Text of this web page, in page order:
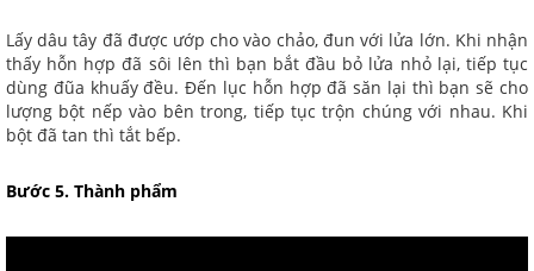
Lấy dâu tây đã được ướp cho vào chảo, đun với lửa lớn. Khi nhận
thấy hỗn hợp đã sôi lên thì bạn bắt đầu bỏ lửa nhỏ lại, tiếp tục
dùng đũa khuấy đều. Đến lục hỗn hợp đã săn lại thì bạn sẽ cho
lượng bột nếp vào bên trong, tiếp tục trộn chúng với nhau. Khi
bột đã tan thì tắt bếp.
Bước 5. Thành phẩm